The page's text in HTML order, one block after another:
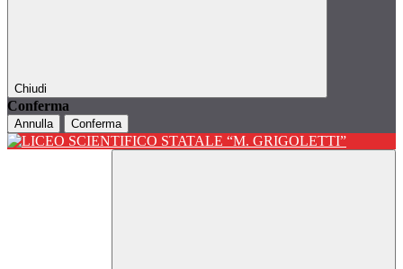
Chiudi
Conferma
Annulla Conferma